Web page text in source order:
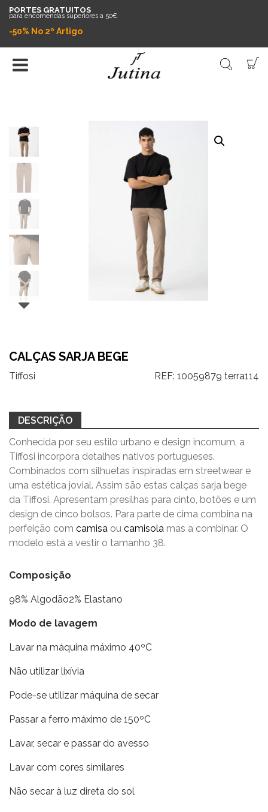
PORTES GRATUITOS
para encomendas superiores a 50€
-50% No 2º Artigo
CALÇAS SARJA BEGE
Tiffosi REF: 10059879 terra114
DESCRIÇÃO
Conhecida por seu estilo urbano e design incomum, a
Tiffosi incorpora detalhes nativos portugueses.
Combinados com silhuetas inspiradas em streetwear e
uma estética jovial. Assim são estas calças sarja bege
da Tiffosi. Apresentam presilhas para cinto, botões e um
design de cinco bolsos. Para parte de cima combina na
perfeição com camisa ou camisola mas a combinar. O
modelo está a vestir o tamanho 38.
Composição
98% Algodão2% Elastano
Modo de lavagem
Lavar na máquina máximo 40ºC
Não utilizar lixívia
Pode-se utilizar máquina de secar
Passar a ferro máximo de 150ºC
Lavar, secar e passar do avesso
Lavar com cores similares
Não secar à luz direta do sol